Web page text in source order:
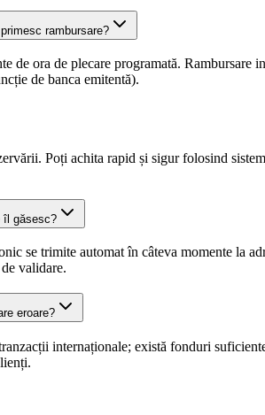
rambursare?
de ora de plecare programată.
de banca emitentă).
Poți achita rapid și sigur folosind
îl găsesc?
se trimite automat în câteva momente la
validare.
eroare?
internaționale; există fonduri